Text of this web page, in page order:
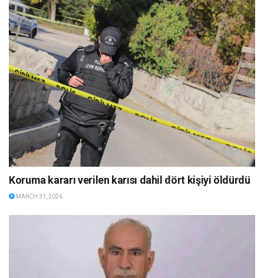
Koruma kararı verilen karısı dahil dört kişiyi öldürdü
MARCH 31, 2026